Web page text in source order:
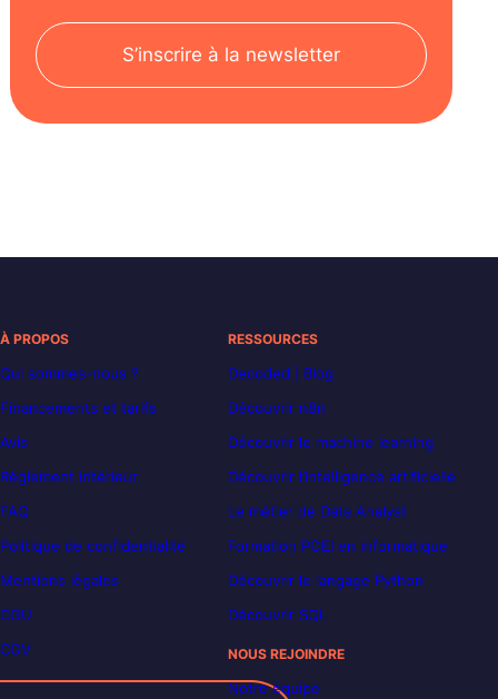
S’inscrire à la newsletter
À PROPOS
Qui sommes-nous ?
Financements et tarifs
Avis
Règlement intérieur
FAQ
Politique de confidentialité
Mentions légales
CGU
CGV
RESSOURCES
Decoded | Blog
Découvrir n8n
Découvrir le machine learning
Découvrir l’intelligence artificielle
Le métier de Data Analyst
Formation POEI en informatique
Découvrir le langage Python
Découvrir SQL
NOUS REJOINDRE
Notre équipe